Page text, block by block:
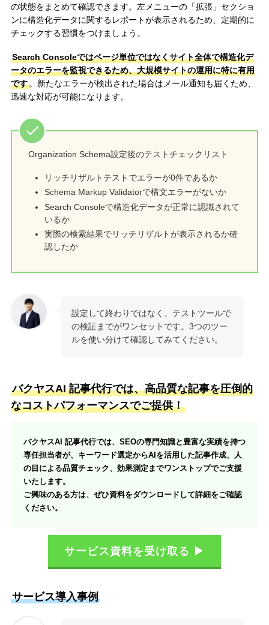
の状態をまとめて確認できます。左メニューの「拡張」セクショ
ンに構造化データに関するレポートが表示されるため、定期的に
チェックする習慣をつけましょう。
Search Consoleではページ単位ではなくサイト全体で構造化デ
ータのエラーを監視できるため、大規模サイトの運用に特に有用
です。新たなエラーが検出された場合はメール通知も届くため、
迅速な対応が可能になります。
Organization Schema設定後のテストチェックリスト
リッチリザルトテストでエラーが0件であるか
Schema Markup Validatorで構文エラーがないか
Search Consoleで構造化データが正常に認識されて
いるか
実際の検索結果でリッチリザルトが表示されるか確
認したか
設定して終わりではなく、テストツールで
の検証までがワンセットです。3つのツー
ルを使い分けて確認してみてください。
バクヤスAI 記事代行では、高品質な記事を圧倒的
なコストパフォーマンスでご提供！
バクヤスAI 記事代行では、SEOの専門知識と豊富な実績を持つ
専任担当者が、キーワード選定からAIを活用した記事作成、人
の目による品質チェック、効果測定までワンストップでご支援
いたします。
ご興味のある方は、ぜひ資料をダウンロードして詳細をご確認
ください。
サービス資料を受け取る ▶
サービス導入事例